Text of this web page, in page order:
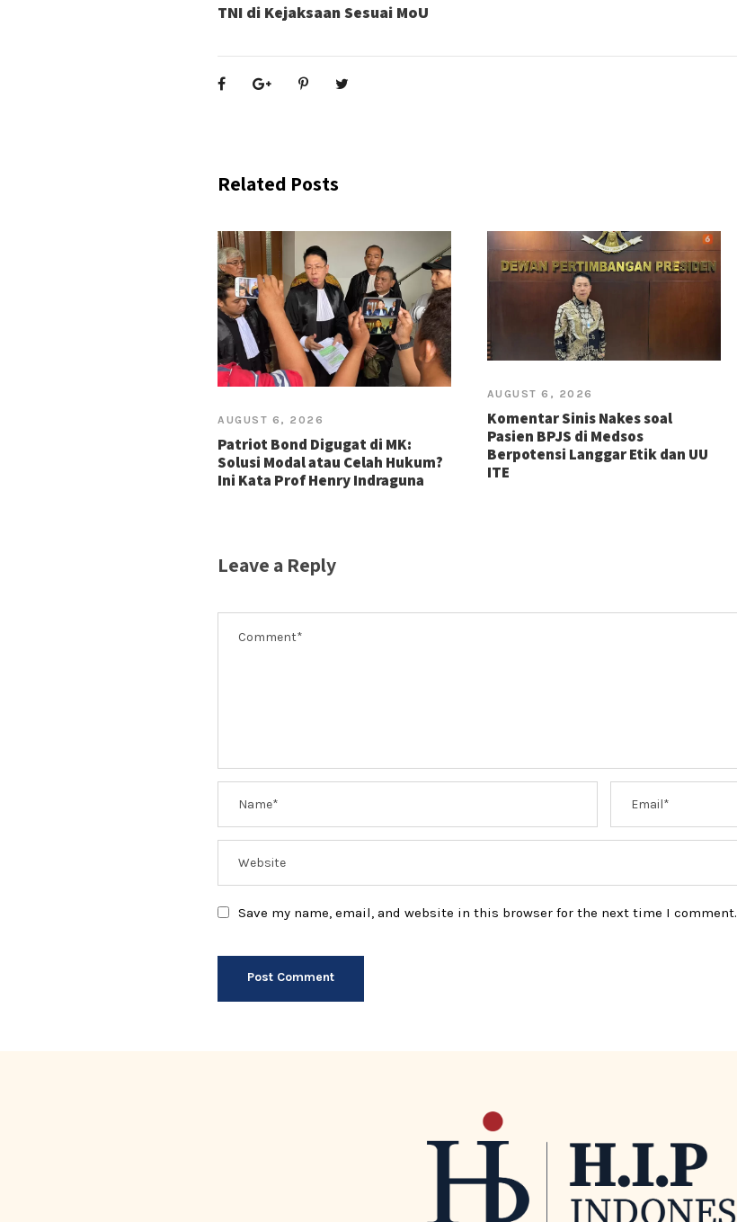
TNI di Kejaksaan Sesuai MoU
Related Posts
AUGUST 6, 2026
Patriot Bond Digugat di MK:
Solusi Modal atau Celah Hukum?
Ini Kata Prof Henry Indraguna
AUGUST 6, 2026
Komentar Sinis Nakes soal
Pasien BPJS di Medsos
Berpotensi Langgar Etik dan UU
ITE
Leave a Reply
Save my name, email, and website in this browser for the next time I comment.